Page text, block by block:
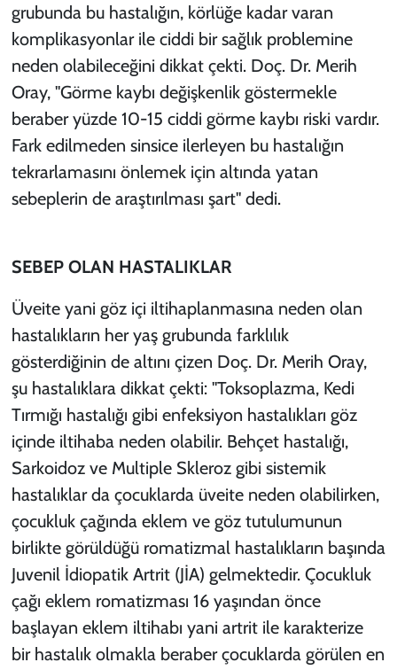
grubunda bu hastalığın, körlüğe kadar varan
komplikasyonlar ile ciddi bir sağlık problemine
neden olabileceğini dikkat çekti. Doç. Dr. Merih
Oray, "Görme kaybı değişkenlik göstermekle
beraber yüzde 10-15 ciddi görme kaybı riski vardır.
Fark edilmeden sinsice ilerleyen bu hastalığın
tekrarlamasını önlemek için altında yatan
sebeplerin de araştırılması şart" dedi.
SEBEP OLAN HASTALIKLAR
Üveite yani göz içi iltihaplanmasına neden olan
hastalıkların her yaş grubunda farklılık
gösterdiğinin de altını çizen Doç. Dr. Merih Oray,
şu hastalıklara dikkat çekti: "Toksoplazma, Kedi
Tırmığı hastalığı gibi enfeksiyon hastalıkları göz
içinde iltihaba neden olabilir. Behçet hastalığı,
Sarkoidoz ve Multiple Skleroz gibi sistemik
hastalıklar da çocuklarda üveite neden olabilirken,
çocukluk çağında eklem ve göz tutulumunun
birlikte görüldüğü romatizmal hastalıkların başında
Juvenil İdiopatik Artrit (JİA) gelmektedir. Çocukluk
çağı eklem romatizması 16 yaşından önce
başlayan eklem iltihabı yani artrit ile karakterize
bir hastalık olmakla beraber çocuklarda görülen en